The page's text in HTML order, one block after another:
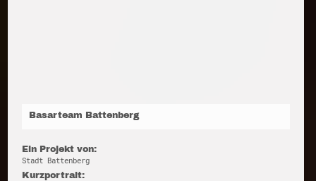
Basarteam Battenberg
Ein Projekt von:
Stadt Battenberg
Kurzportrait: